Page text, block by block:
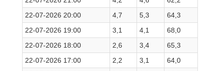
22-07-2026 20:00
4,7 5,3
64,3
22-07-2026 19:00
3,1 4,1
68,0
22-07-2026 18:00
2,6 3,4
65,3
22-07-2026 17:00
2,2 3,1
64,0